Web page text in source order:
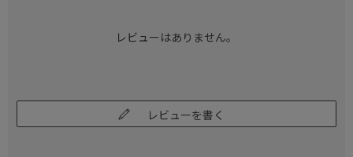
レビューはありません。
レビューを書く